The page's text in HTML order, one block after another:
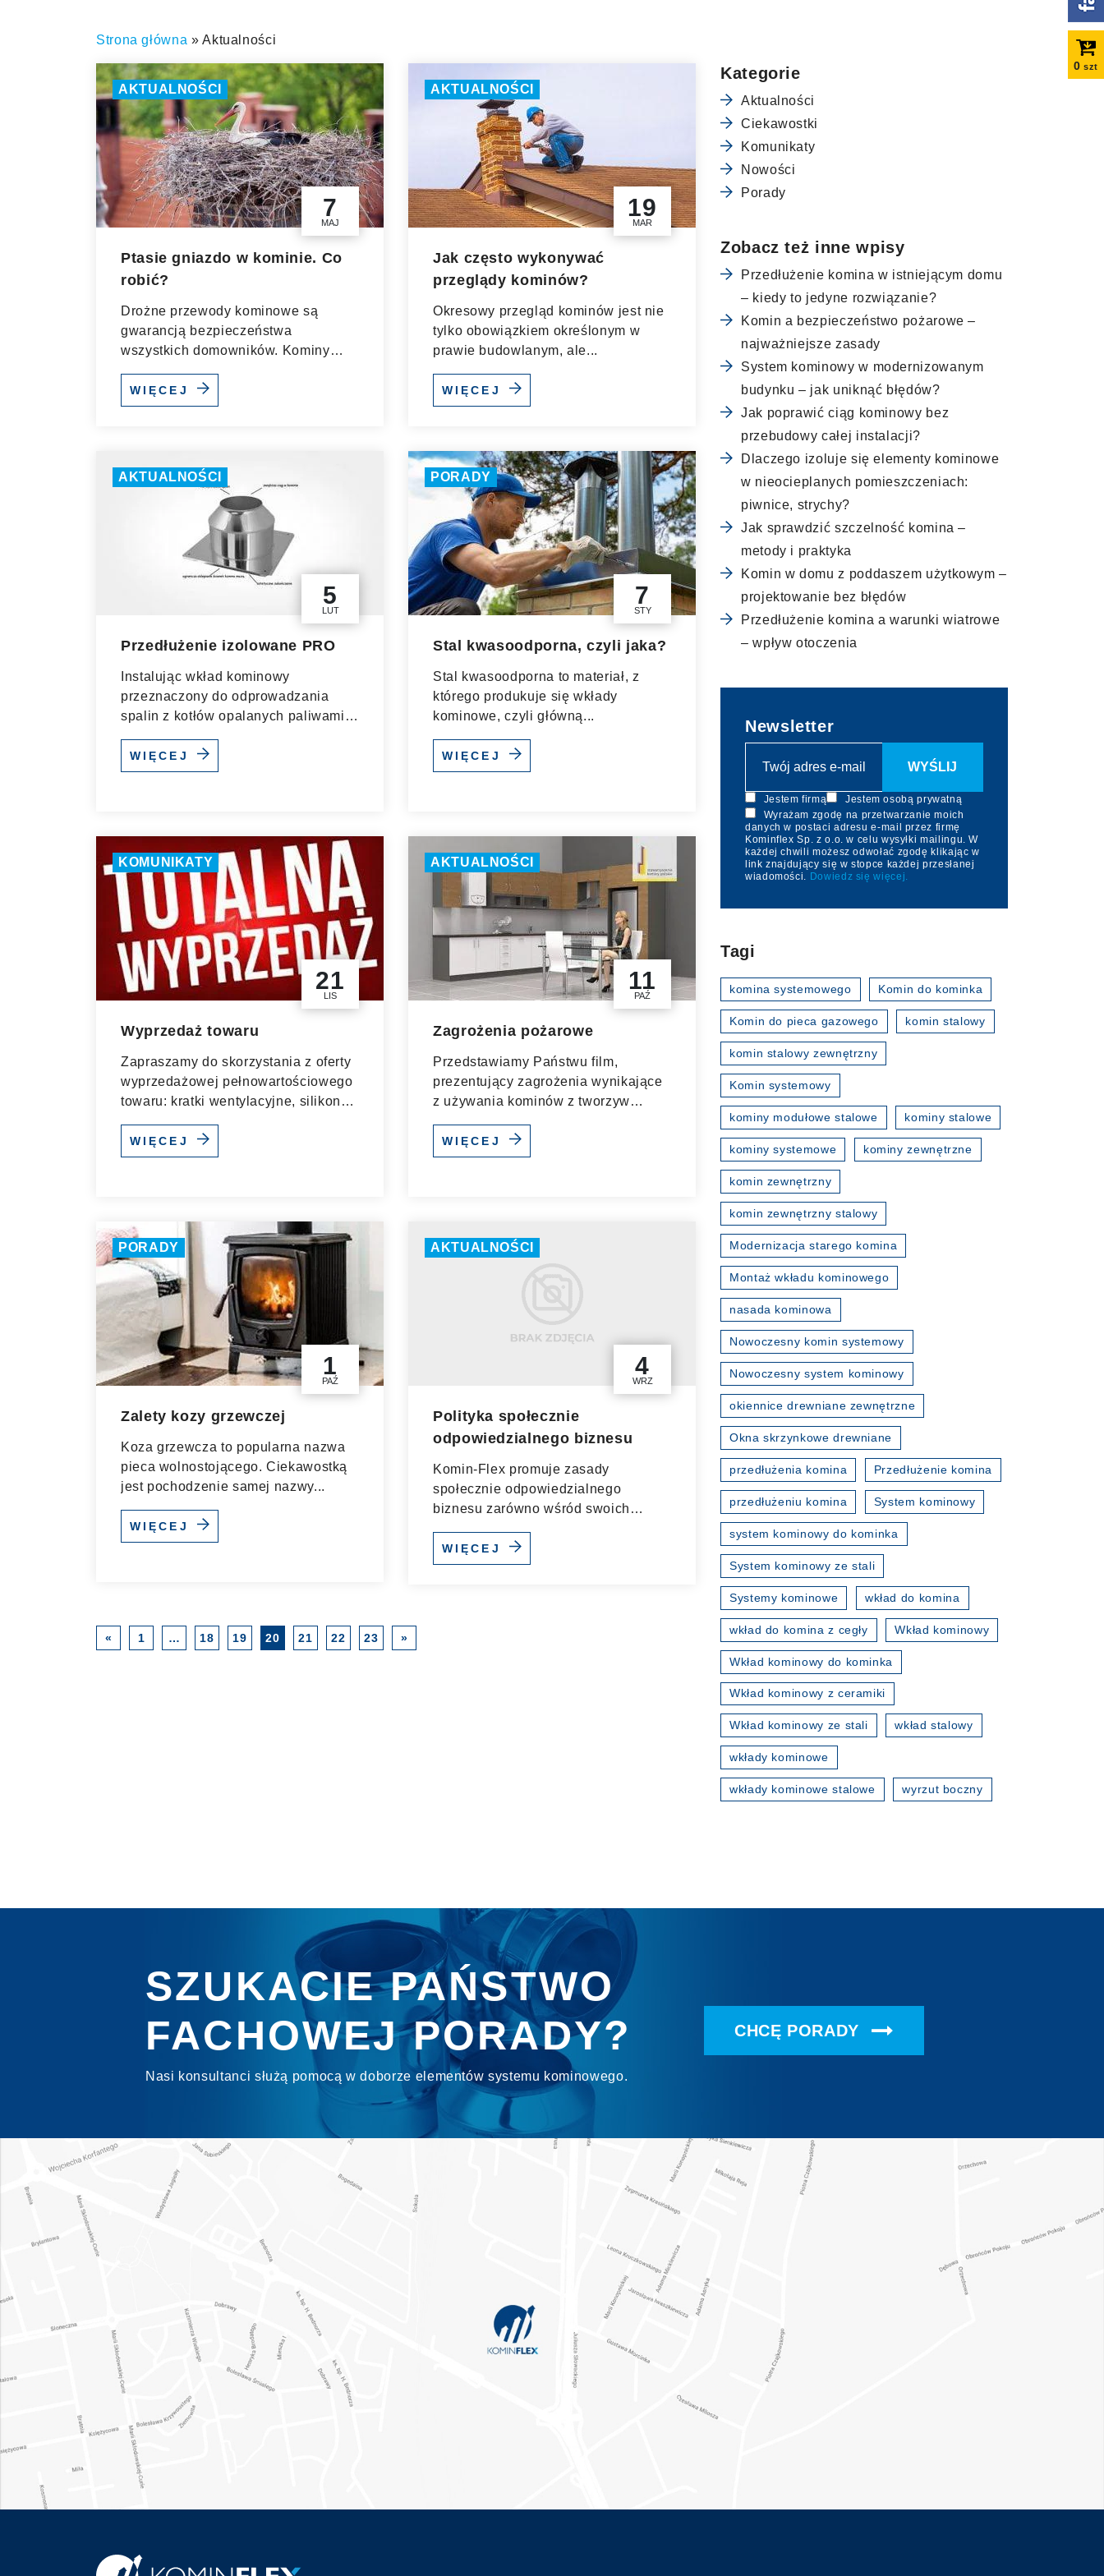
0 szt
Strona główna »Aktualności
AKTUALNOŚCI
7
MAJ
Ptasie gniazdo w kominie. Co
robić?
Drożne przewody kominowe są
gwarancją bezpieczeństwa
wszystkich domowników. Kominy
WIĘCEJ
AKTUALNOŚCI
19
MAR
Jak często wykonywać
przeglądy kominów?
Okresowy przegląd kominów jest nie
tylko obowiązkiem określonym w
prawie budowlanym, ale...
WIĘCEJ
AKTUALNOŚCI
5
LUT
Przedłużenie izolowane PRO
Instalując wkład kominowy
przeznaczony do odprowadzania
spalin z kotłów opalanych paliwami
WIĘCEJ
PORADY
7
STY
Stal kwasoodporna, czyli jaka?
Stal kwasoodporna to materiał, z
którego produkuje się wkłady
kominowe, czyli główną...
WIĘCEJ
KOMUNIKATY
21
LIS
Wyprzedaż towaru
Zapraszamy do skorzystania z oferty
wyprzedażowej pełnowartościowego
towaru: kratki wentylacyjne, silikony,
WIĘCEJ
AKTUALNOŚCI
11
PAŹ
Zagrożenia pożarowe
Przedstawiamy Państwu film,
prezentujący zagrożenia wynikające
z używania kominów z tworzyw
WIĘCEJ
PORADY
1
PAŹ
Zalety kozy grzewczej
Koza grzewcza to popularna nazwa
pieca wolnostojącego. Ciekawostką
jest pochodzenie samej nazwy...
WIĘCEJ
AKTUALNOŚCI
4
WRZ
Polityka społecznie
odpowiedzialnego biznesu
Komin-Flex promuje zasady
społecznie odpowiedzialnego
biznesu zarówno wśród swoich
WIĘCEJ
« 1 … 18 19 20 21 22 23 »
Kategorie
Aktualności
Ciekawostki
Komunikaty
Nowości
Porady
Zobacz też inne wpisy
Przedłużenie komina w istniejącym domu
– kiedy to jedyne rozwiązanie?
Komin a bezpieczeństwo pożarowe –
najważniejsze zasady
System kominowy w modernizowanym
budynku – jak uniknąć błędów?
Jak poprawić ciąg kominowy bez
przebudowy całej instalacji?
Dlaczego izoluje się elementy kominowe
w nieocieplanych pomieszczeniach:
piwnice, strychy?
Jak sprawdzić szczelność komina –
metody i praktyka
Komin w domu z poddaszem użytkowym –
projektowanie bez błędów
Przedłużenie komina a warunki wiatrowe
– wpływ otoczenia
Newsletter
Jestem firmą
Jestem osobą prywatną
Wyrażam zgodę na przetwarzanie moich
danych w postaci adresu e-mail przez firmę
Kominflex Sp. z o.o. w celu wysyłki mailingu. W
każdej chwili możesz odwołać zgodę klikając w
link znajdujący się w stopce każdej przesłanej
wiadomości. Dowiedz się więcej.
Tagi
komina systemowego Komin do kominka
Komin do pieca gazowego komin stalowy
komin stalowy zewnętrzny
Komin systemowy
kominy modułowe stalowe kominy stalowe
kominy systemowe kominy zewnętrzne
komin zewnętrzny
komin zewnętrzny stalowy
Modernizacja starego komina
Montaż wkładu kominowego
nasada kominowa
Nowoczesny komin systemowy
Nowoczesny system kominowy
okiennice drewniane zewnętrzne
Okna skrzynkowe drewniane
przedłużenia komina Przedłużenie komina
przedłużeniu komina System kominowy
system kominowy do kominka
System kominowy ze stali
Systemy kominowe wkład do komina
wkład do komina z cegły Wkład kominowy
Wkład kominowy do kominka
Wkład kominowy z ceramiki
Wkład kominowy ze stali wkład stalowy
wkłady kominowe
wkłady kominowe stalowe wyrzut boczny
SZUKACIE PAŃSTWO
FACHOWEJ PORADY?
Nasi konsultanci służą pomocą w doborze elementów systemu kominowego.
CHCĘ PORADY